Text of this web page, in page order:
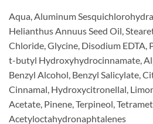
Aqua, Aluminum
Helianthus Annuus Seed Oil,
Chloride, Glycine, Disodium
t-butyl Hydroxyhydrocinnamate,
Benzyl Alcohol, Benzyl Salicylate,
Cinnamal, Hydroxycitronellal,
Acetate, Pinene, Terpineol,
Acetyloctahydronaphtalenes